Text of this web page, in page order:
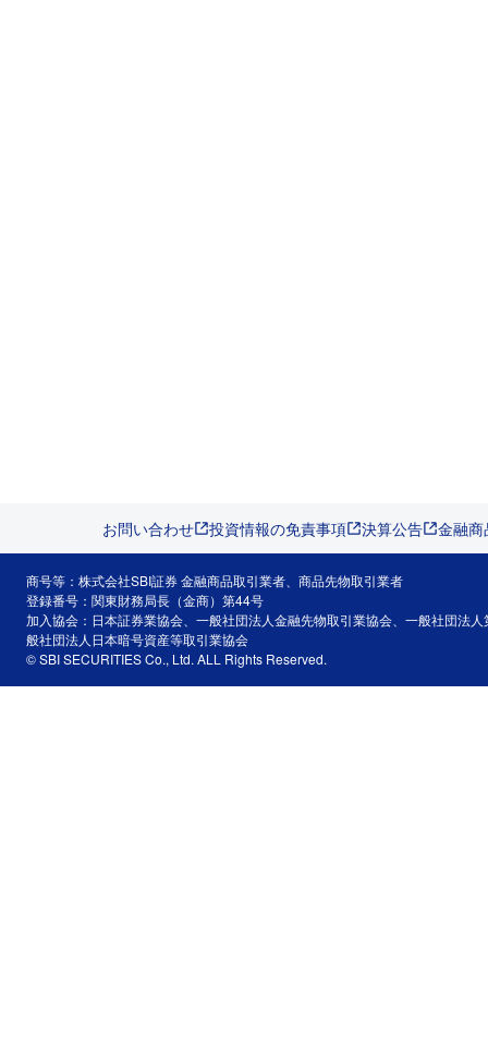
お問い合わせ 投資情報の免責事項 決算公告 金融
商号等：株式会社SBI証券 金融商品取引業者、商品先物取引業者
登録番号：関東財務局長（金商）第44号
加入協会：日本証券業協会、一般社団法人金融先物取引業協会、一般社団法
般社団法人日本暗号資産等取引業協会
© SBI SECURITIES Co., Ltd. ALL Rights Reserved.